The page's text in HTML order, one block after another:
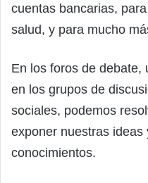
cuentas bancarias,
salud, y para mucho
En los foros de debate,
en los grupos de
sociales, podemos
exponer nuestras ideas
conocimientos.